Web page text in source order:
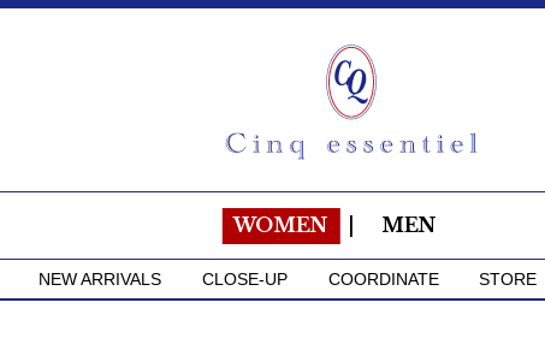
WOMEN MEN
NEW ARRIVALS CLOSE-UP COORDINATE STORE